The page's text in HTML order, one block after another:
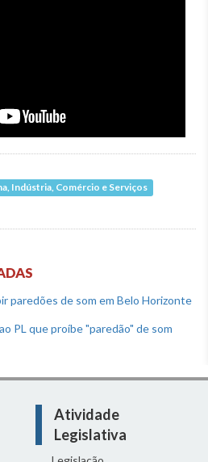
Indústria, Comércio e Serviços
paredões de som em Belo Horizonte
PL que proíbe "paredão" de som
Atividade
Legislativa